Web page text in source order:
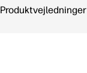
Produktvejledninger